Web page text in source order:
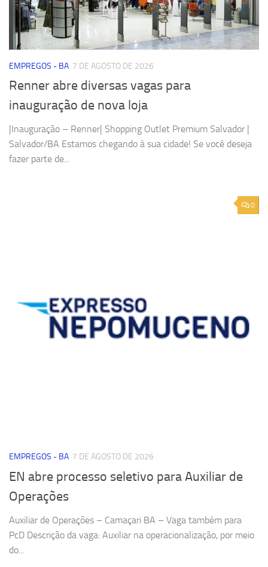
EMPREGOS - BA 7 DE AGOSTO DE 2026
Renner abre diversas vagas para
inauguração de nova loja
|Inauguração – Renner| Shopping Outlet Premium Salvador |
Salvador/BA Estamos chegando à sua cidade! Se você deseja
fazer parte de...
0
EMPREGOS - BA 7 DE AGOSTO DE 2026
EN abre processo seletivo para Auxiliar de
Operações
Auxiliar de Operações – Camaçari BA – Vaga também para
PcD Descrição da vaga: Auxiliar na operacionalização, por meio
do...